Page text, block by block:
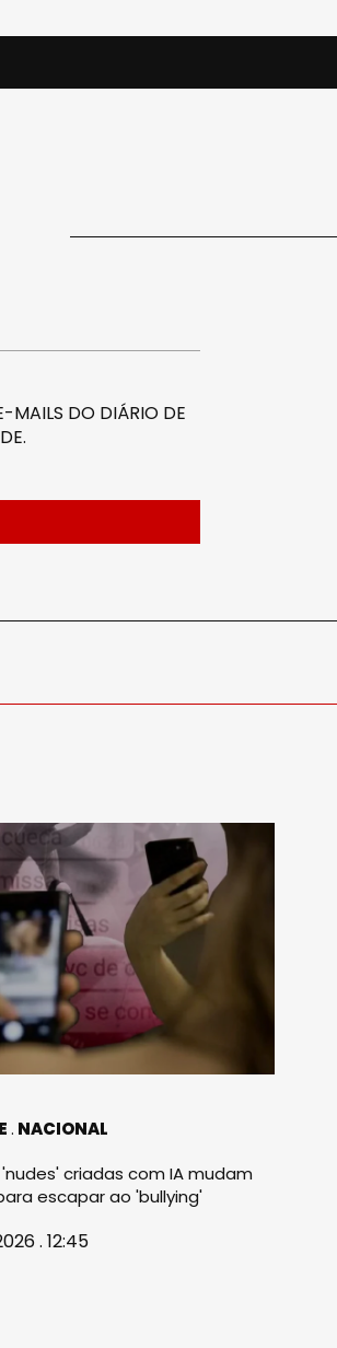
MAILS DO DIÁRIO DE
.
NACIONAL
criadas com IA mudam
escapar ao 'bullying'
. 12:45